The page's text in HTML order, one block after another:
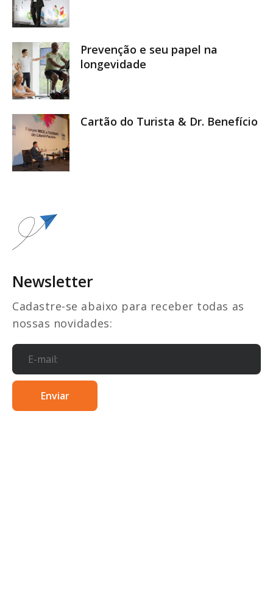
Prevenção e seu papel na
longevidade
Cartão do Turista & Dr. Benefício
Newsletter
Cadastre-se abaixo para receber todas as
nossas novidades: